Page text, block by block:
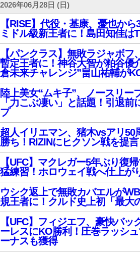
2026年06月28日 (日)
【RISE】代役・基康、憂也か
ミドル級新王者に！島田知佳は
【パンクラス】無敗ラジャボフ
暫定王者に！神谷大智が粕谷優
倉未来チャレンジ”畠山祐輔が
陸上美女“ムキ子”、ノースリー
「力こぶ凄い」と話題！引退前
プ
超人イリエマン、猪木vsアリ50
勝ち！RIZINにヒクソン戦を提言
【UFC】マクレガー5年ぶり復
猛練習！ホロウェイ戦へ仕上が
ウシク返上で無敗カバエルが
規王者に！クルド史上初「最大
【UFC】フィジエフ、豪快バッ
ーレスにKO勝利！圧巻ラッシ
ーナスも獲得